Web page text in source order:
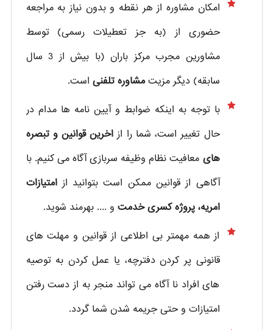
امکان مشاوره از هر نقطه و بدون نیاز به مراجعه
حضوری از
(به جز تعطیلات رسمی) توسط
مشاورین مجرب مرکز باران (با بیش از 3 سال
سابقه) دیگر مزیتمشاوره تلفنی است.
با توجه به اینکه ضوابط و آیین نامه ها مدام در
حال تغییر است، شما را از اخرین قوانین و تبصره
های معافیت نظام وظیفه سربازی آگاه می کنیم. با
آگاهی از قوانین ممکن است بتوانید از امتیازات
امریه، پروژه کسری خدمت و .... بهرمند شوید.
از همه مهمتر بی اطلاعی از قوانین و مهلت های
قانونی پر کردن دفترچه، یا عمل کردن به توصیه
های افراد نا آگاه می تواند منجر به از دست رفتن
امتیازات و حتی جریمه شدن شما گردد.